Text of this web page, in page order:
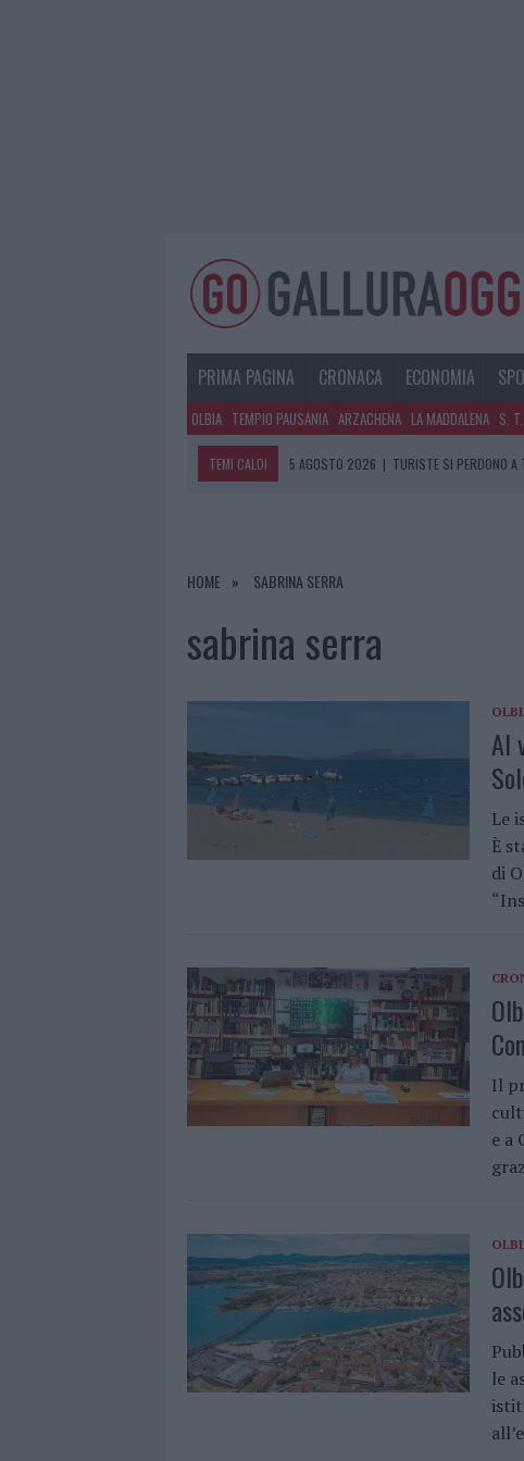
PRIMA PAGINA CRONACA ECONOMIA
OLBIA TEMPIO PAUSANIA ARZACHENA LA MADDALENA S.
TEMI CALDI 5 AGOSTO 2026 | TURISTE SI PERDONO A
5 AGOSTO 2026
LA MADDALENA, FESTA PER I 30 ANNI
HOME SABRINA SERRA
sabrina serra
Al
Le
È
di
Il
e a
le